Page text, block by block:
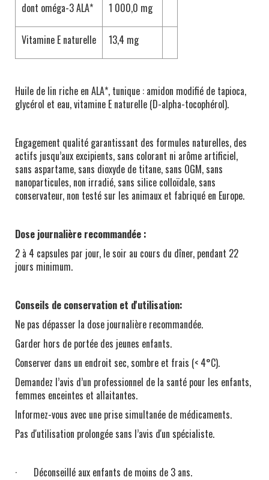
dont oméga-3 ALA* 1 000,0 mg
Vitamine E naturelle 13,4 mg
Huile de lin riche en ALA*, tunique : amidon modifié de tapioca,
glycérol et eau, vitamine E naturelle (D-alpha-tocophérol).
Engagement qualité garantissant des formules naturelles, des
actifs jusqu’aux excipients, sans colorant ni arôme artificiel,
sans aspartame, sans dioxyde de titane, sans OGM, sans
nanoparticules, non irradié, sans silice colloïdale, sans
conservateur, non testé sur les animaux et fabriqué en Europe.
Dose journalière recommandée :
2 à 4 capsules par jour, le soir au cours du dîner, pendant 22
jours minimum.
Conseils de conservation et d'utilisation:
Ne pas dépasser la dose journalière recommandée.
Garder hors de portée des jeunes enfants.
Conserver dans un endroit sec, sombre et frais (< 4°C).
Demandez l’avis d’un professionnel de la santé pour les enfants,
femmes enceintes et allaitantes.
Informez-vous avec une prise simultanée de médicaments.
Pas d'utilisation prolongée sans l’avis d'un spécialiste.
· Déconseillé aux enfants de moins de 3 ans.